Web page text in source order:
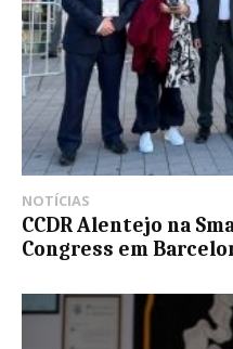
NOTÍCIAS
CCDR Alentejo na
Congress em